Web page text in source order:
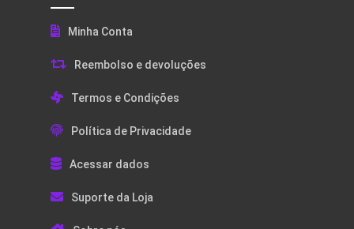
Minha Conta
Reembolso e devoluções
Termos e Condições
Política de Privacidade
Acessar dados
Suporte da Loja